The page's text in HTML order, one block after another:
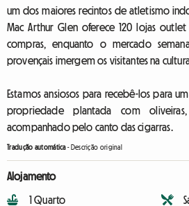
um dos maiores recintos de atletismo
Mac Arthur Glen oferece 120 lojas
compras, enquanto o mercado
provençais imergem os visitantes na cultura
Estamos ansiosos para recebê-los para
propriedade plantada com
acompanhado pelo canto das cigarras.
Tradução automática- Descrição original
Alojamento
1 Quarto